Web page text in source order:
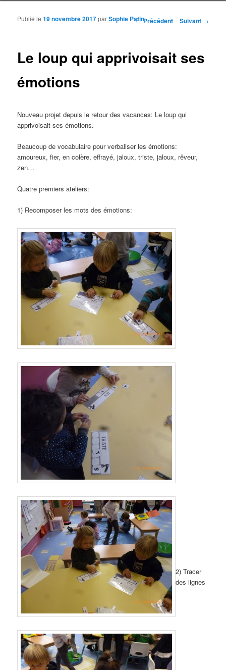
Navigation des articles
←Précédent Suivant →
Le loup qui apprivoisait ses
émotions
Publié le19 novembre 2017parSophie Patin
Nouveau projet depuis le retour des vacances: Le loup qui
apprivoisait ses émotions.
Beaucoup de vocabulaire pour verbaliser les émotions:
amoureux, fier, en colère, effrayé, jaloux, triste, jaloux, rêveur,
zen…
Quatre premiers ateliers:
1) Recomposer les mots des émotions:
2) Tracer
des lignes